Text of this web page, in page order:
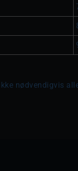
nødvendigvis